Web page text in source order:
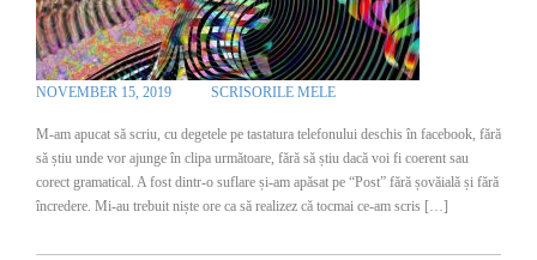
NOVEMBER 15, 2019 SCRISORILE MELE
M-am apucat să scriu, cu degetele pe tastatura telefonului deschis în facebook, fără
să știu unde vor ajunge în clipa următoare, fără să știu dacă voi fi coerent sau
corect gramatical. A fost dintr-o suflare și-am apăsat pe “Post” fără șovăială și fără
încredere. Mi-au trebuit niște ore ca să realizez că tocmai ce-am scris […]